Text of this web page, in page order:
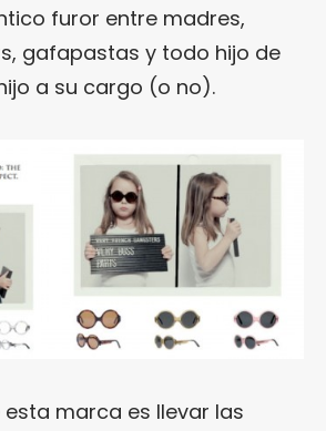
furor entre madres,
gafapastas y todo hijo de
a su cargo (o no).
esta marca es llevar las